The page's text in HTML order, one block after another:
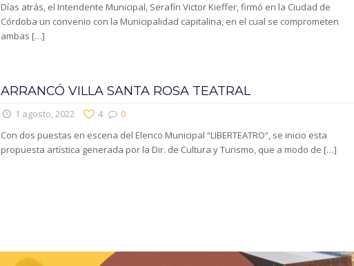
Días atrás, el Intendente Municipal, Serafín Victor Kieffer, firmó en la Ciudad de
Córdoba un convenio con la Municipalidad capitalina, en el cual se comprometen
ambas […]
ARRANCÓ VILLA SANTA ROSA TEATRAL
1 agosto, 2022 0
4
Con dos puestas en escena del Elenco Municipal “LIBERTEATRO”, se inicio esta
propuesta artística generada por la Dir. de Cultura y Turismo, que a modo de […]